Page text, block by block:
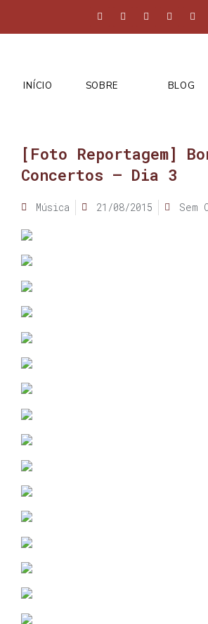
INÍCIO SOBRE BLOG
[Foto Reportagem]
Concertos – Dia 3
Música 21/08/2015 Sem